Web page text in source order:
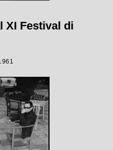
XI Festival di